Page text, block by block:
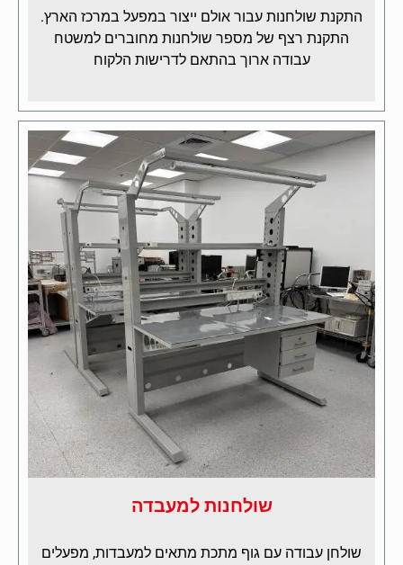
התקנת שולחנות עבור אולם ייצור במפעל במרכז הארץ.
התקנת רצף של מספר שולחנות מחוברים למשטח
עבודה ארוך בהתאם לדרישות הלקוח
שולחנות למעבדה
שולחן עבודה עם גוף מתכת מתאים למעבדות, מפעלים